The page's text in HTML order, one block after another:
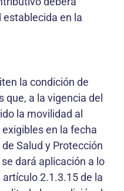
en la
la condición de
a la vigencia del
la movilidad al
en la fecha
Salud y Protección
dará aplicación a lo
2.1.3.15 de la